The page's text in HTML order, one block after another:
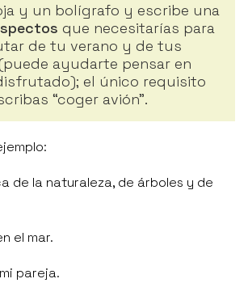
y un bolígrafo y escribe una
que necesitarías para
de tu verano y de tus
ayudarte pensar en
el único requisito
“coger avión”.
la naturaleza, de árboles y de
mar.
pareja.